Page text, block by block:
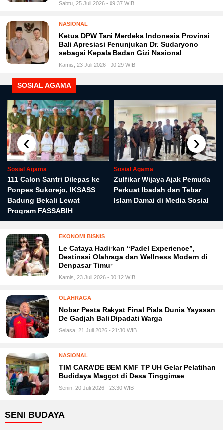
Sabtu, 25 Juli 2026 - 09:37 WIB
NASIONAL
Ketua DPW Tani Merdeka Indonesia Provinsi
Bali Apresiasi Penunjukan Dr. Sudaryono
sebagai Kepala Badan Gizi Nasional
Kamis, 23 Juli 2026 - 00:29 WIB
SOSIAL AGAMA
Sosial Agama
111 Calon Santri Dilepas ke
Ponpes Sukorejo, IKSASS
Badung Bekali Lewat
Program FASSABIH
Sosial Agama
Zulfikar Wijaya Ajak Pemuda
Perkuat Ibadah dan Tebar
Islam Damai di Media Sosial
‹ ›
EKONOMI BISNIS
Le Cataya Hadirkan “Padel Experience”,
Destinasi Olahraga dan Wellness Modern di
Denpasar Timur
Kamis, 23 Juli 2026 - 00:12 WIB
OLAHRAGA
Nobar Pesta Rakyat Final Piala Dunia Yayasan
De Gadjah Bali Dipadati Warga
Selasa, 21 Juli 2026 - 21:30 WIB
NASIONAL
TIM CARA’DE BEM KMF TP UH Gelar Pelatihan
Budidaya Maggot di Desa Tinggimae
Senin, 20 Juli 2026 - 23:30 WIB
SENI BUDAYA